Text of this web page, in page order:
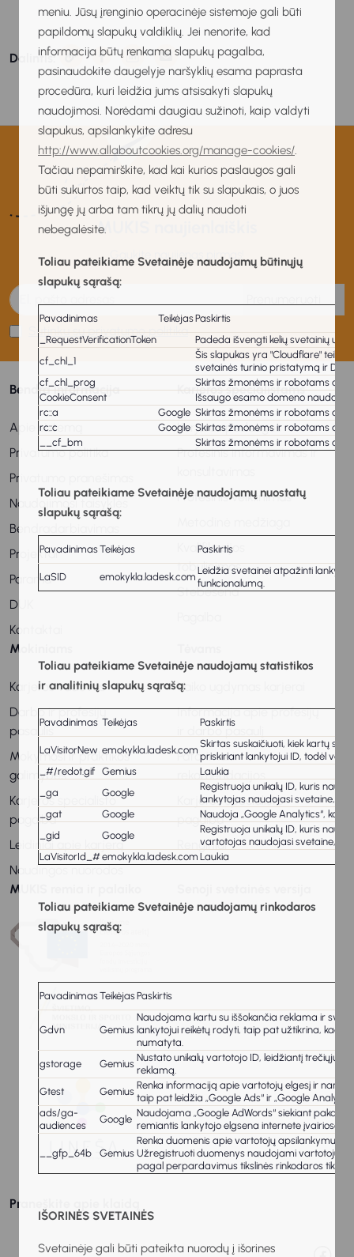
meniu. Jūsų įrenginio operacinėje sistemoje gali būti
papildomų slapukų valdiklių. Jei nenorite, kad
informacija būtų renkama slapukų pagalba,
pasinaudokite daugelyje naršyklių esama paprasta
procedūra, kuri leidžia jums atsisakyti slapukų
naudojimosi. Norėdami daugiau sužinoti, kaip valdyti
slapukus, apsilankykite adresu
http://www.allaboutcookies.org/manage-cookies/.
Tačiau nepamirškite, kad kai kurios paslaugos gali
būti sukurtos taip, kad veiktų tik su slapukais, o juos
išjungę jų arba tam tikrų jų dalių naudoti
nebegalėsite.
Toliau pateikiame Svetainėje naudojamų būtinųjų
slapukų sąrašą:
Pavadinimas TeikėjasPaskirtis
_RequestVerificationToken
Padeda išvengti kelių svetainių
cf_chl_1
Šis slapukas yra "Cloudflare"
svetainės turinio pristatymą ir
cf_chl_prog
Skirtas žmonėms ir robotams
CookieConsent
Išsaugo esamo domeno
rc::a
Google Skirtas žmonėms ir robotams
rc::c
Google Skirtas žmonėms ir robotams
__cf_bm
Skirtas žmonėms ir robotams
Toliau pateikiame Svetainėje naudojamų nuostatų
slapukų sąrašą:
PavadinimasTeikėjas Paskirtis
LaSID emokykla.ladesk.com
Leidžia svetainei atpažinti
funkcionalumą.
Toliau pateikiame Svetainėje naudojamų statistikos
ir analitinių slapukų sąrašą:
Pavadinimas Teikėjas Paskirtis
LaVisitorNew emokykla.ladesk.com
Skirtas suskaičiuoti, kiek kartų
priskiriant lankytojui ID, todėl
_#/redot.gif Gemius
Laukia
_ga
Google
Registruoja unikalų ID, kuris
lankytojas naudojasi svetaine,
_gat
Google
Naudoja „Google Analytics“, kad
_gid
Google
Registruoja unikalų ID, kuris
vartotojas naudojasi svetaine,
LaVisitorId_#emokykla.ladesk.com Laukia
Toliau pateikiame Svetainėje naudojamų rinkodaros
slapukų sąrašą:
PavadinimasTeikėjasPaskirtis
Gdvn Gemius
Naudojama kartu su iššokančia reklama ir
lankytojui reikėtų rodyti, taip pat užtikrina, kad
numatyta.
gstorage
Gemius
Nustato unikalų vartotojo ID, leidžiantį trečiųjų
reklamą.
Gtest
Gemius
Renka informaciją apie vartotojų elgesį ir
taip pat leidžia „Google Ads“ ir „Google
ads/ga-
audiences
Google
Naudojama „Google AdWords“ siekiant
remiantis lankytojo elgsena internete įvairiose
__gfp_64b Gemius
Renka duomenis apie vartotojų apsilankymus
Užregistruoti duomenys naudojami vartotojų
pagal perpardavimus tikslinės rinkodaros
IŠORINĖS SVETAINĖS
Svetainėje gali būti pateikta nuorodų į išorines
Dalintis:
MUKIS naujienlaiškis
Gaukite naujienas pirmas!
Sutinku su privatumo politika
Bendra informacija
Apie sistemą
Privatumo politika
Privatumo pranešimas
Naudojimosi taisyklės
Bendradarbiavimas
Projektai
Parama
DUK
Kontaktai
Karjeros specialistams
Karjeros paslaugos
Profesinis informavimas ir
Profesinis veiklinimas
Kvalifikacijos
tobulinimas
Stebėsena
Mokiniams
Karjeros vadovas
Darbo ir profesijų
pasaulis
Mokymosi ir praktikos
galimybės
Karjeros specialisto
pagalba
Leidiniai apie karjerą
Naudingos nuorodos
Vaiko ugdymas karjerai
Informacija apie profesijų
ir darbo pasaulį
Patarimai ir
rekomendacijos
Karjeros specialisto
pagalba
Renginiai
MUKIS remia ir palaiko
Praneškite apie klaidą